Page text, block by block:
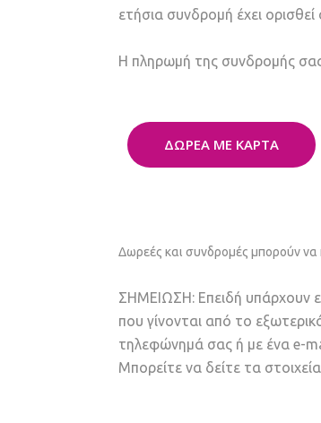
ετήσια συνδρομή έχει
Η πληρωμή της συνδρομής
ΔΩΡΕΑ ΜΕ ΚΑΡΤΑ
Δωρεές και συνδρομές μπορούν
ΣΗΜΕΙΩΣΗ: Επειδή υπάρχουν
που γίνονται από το
τηλεφώνημά σας ή με ένα e-
Μπορείτε να δείτε τα